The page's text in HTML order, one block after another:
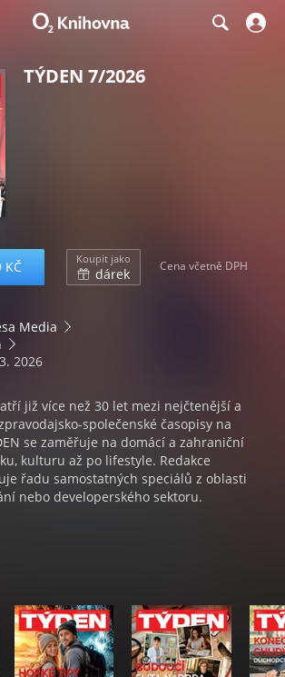
TÝDEN 7/2026
KČ Koupit jako
dárek Cena včetně DPH
Media
2026
již více než 30 let mezi nejčtenější a
společenské časopisy na
se zaměřuje na domácí a zahraniční
kulturu až po lifestyle. Redakce
řadu samostatných speciálů z oblasti
nebo developerského sektoru.